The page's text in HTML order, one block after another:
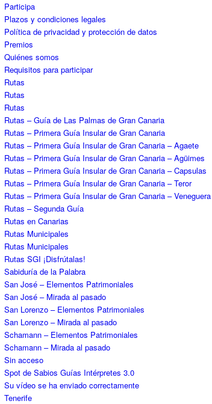
Participa
Plazos y condiciones legales
Política de privacidad y protección de datos
Premios
Quiénes somos
Requisitos para participar
Rutas
Rutas
Rutas
Rutas – Guía de Las Palmas de Gran Canaria
Rutas – Primera Guía Insular de Gran Canaria
Rutas – Primera Guía Insular de Gran Canaria – Agaete
Rutas – Primera Guía Insular de Gran Canaria – Agüimes
Rutas – Primera Guía Insular de Gran Canaria – Capsulas
Rutas – Primera Guía Insular de Gran Canaria – Teror
Rutas – Primera Guía Insular de Gran Canaria – Veneguera
Rutas – Segunda Guía
Rutas en Canarias
Rutas Municipales
Rutas Municipales
Rutas SGI ¡Disfrútalas!
Sabiduría de la Palabra
San José – Elementos Patrimoniales
San José – Mirada al pasado
San Lorenzo – Elementos Patrimoniales
San Lorenzo – Mirada al pasado
Schamann – Elementos Patrimoniales
Schamann – Mirada al pasado
Sin acceso
Spot de Sabios Guías Intérpretes 3.0
Su vídeo se ha enviado correctamente
Tenerife